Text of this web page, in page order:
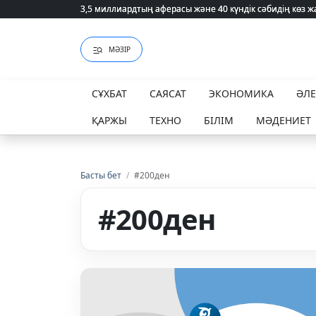
3,5 миллиардтың аферасы және 40 күндік сәбидің
3,5 миллиардтың аферасы және 40 күндік сәбидің
МӘЗІР
СҰХБАТ САЯСАТ ЭКОНОМИКА
ҚАРЖЫ
ТЕХНО БІЛІМ МӘДЕНИЕТ
Басты бет / #200ден
#200ден